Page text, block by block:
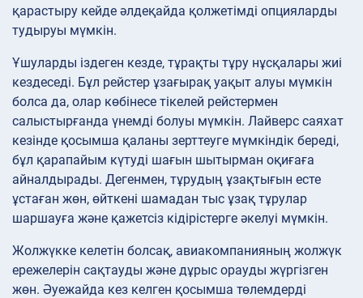
қарастыру кейде әлдеқайда қолжетімді опцияларды
тудыруы мүмкін.
Ұшуларды іздеген кезде, тұрақты тұру нұсқалары жиі
кездеседі. Бұл рейстер ұзағырақ уақыт алуы мүмкін
болса да, олар көбінесе тікелей рейстермен
салыстырғанда үнемді болуы мүмкін. Лайверс саяхат
кезінде қосымша қаланы зерттеуге мүмкіндік береді,
бұл қарапайым күтуді шағын шытырман оқиғаға
айналдырады. Дегенмен, тұрудың ұзақтығын есте
ұстаған жөн, өйткені шамадан тыс ұзақ тұрулар
шаршауға және қажетсіз кідірістерге әкелуі мүмкін.
Жолжүкке келетін болсақ, авиакомпанияның жолжүк
ережелерін сақтауды және дұрыс орауды жүргізген
жөн. Әуежайда кез келген қосымша төлемдерді